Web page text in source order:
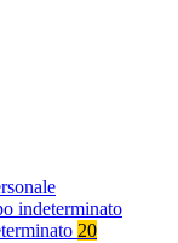
indeterminato
20